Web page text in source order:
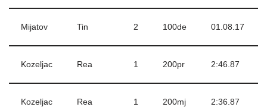
Mijatov Tin 2 100de 01.08.17
Kozeljac Rea 1 200pr 2:46.87
Kozeljac Rea 1 200mj 2:36.87